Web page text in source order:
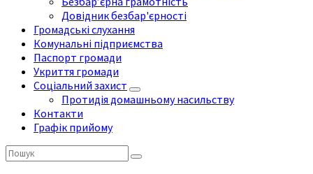
Довідник безбар'єрності
Громадські слухання
Комунальні підприємства
Паспорт громади
Укриття громади
Соціальний захист
Протидія домашньому насильству
Контакти
Графік прийому
Пошук: